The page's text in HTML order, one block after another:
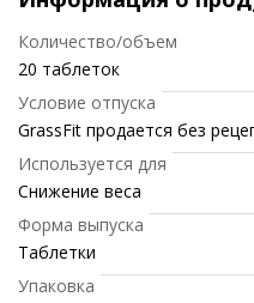
Количество/объем
20 таблеток
Условие отпуска
GrassFit продается без
Используется для
Снижение веса
Форма выпуска
Таблетки
Упаковка